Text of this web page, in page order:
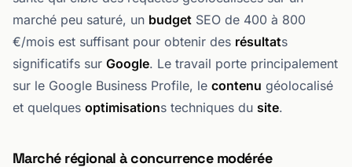
marché peu saturé, un budget SEO de 400 à 800
€/mois est suffisant pour obtenir des résultats
significatifs sur Google. Le travail porte principalement
sur le Google Business Profile, le contenu géolocalisé
et quelques optimisations techniques du site.
Marché régional à concurrence modérée